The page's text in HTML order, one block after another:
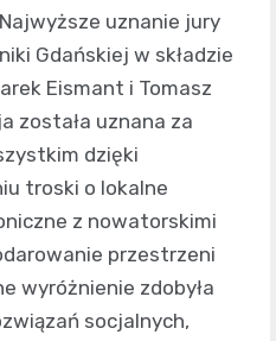
uznanie jury
Gdańskiej w składzie
Eismant i Tomasz
została uznana za
dzięki
troski o lokalne
z nowatorskimi
przestrzeni
wyróżnienie zdobyła
socjalnych,